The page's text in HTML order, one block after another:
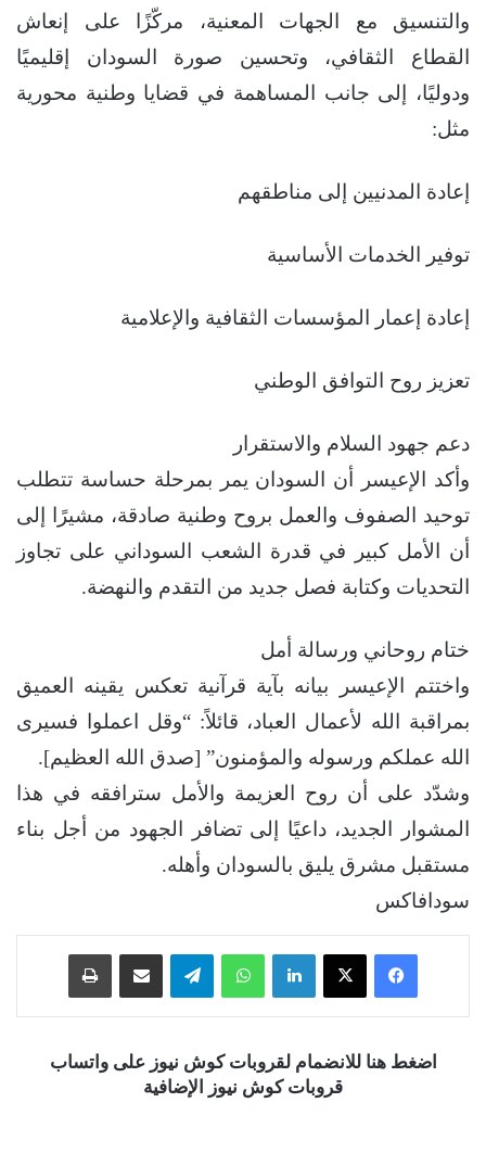
والتنسيق مع الجهات المعنية، مركّزًا على إنعاش
القطاع الثقافي، وتحسين صورة السودان إقليميًا
ودوليًا، إلى جانب المساهمة في قضايا وطنية محورية
مثل:
إعادة المدنيين إلى مناطقهم
توفير الخدمات الأساسية
إعادة إعمار المؤسسات الثقافية والإعلامية
تعزيز روح التوافق الوطني
دعم جهود السلام والاستقرار
وأكد الإعيسر أن السودان يمر بمرحلة حساسة تتطلب
توحيد الصفوف والعمل بروح وطنية صادقة، مشيرًا إلى
أن الأمل كبير في قدرة الشعب السوداني على تجاوز
التحديات وكتابة فصل جديد من التقدم والنهضة.
ختام روحاني ورسالة أمل
واختتم الإعيسر بيانه بآية قرآنية تعكس يقينه العميق
بمراقبة الله لأعمال العباد، قائلاً: “وقل اعملوا فسيرى
الله عملكم ورسوله والمؤمنون” [صدق الله العظيم].
وشدّد على أن روح العزيمة والأمل سترافقه في هذا
المشوار الجديد، داعيًا إلى تضافر الجهود من أجل بناء
مستقبل مشرق يليق بالسودان وأهله.
سودافاكس
فيسبوك ‫X لينكدإن واتساب تيلقرام
اضغط هنا للانضمام لقروبات كوش نيوز على واتساب
قروبات كوش نيوز الإضافية